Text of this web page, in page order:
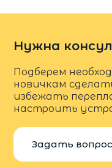
Нужна
Подберем
новичкам
избежать
настроить
Задать вопрос